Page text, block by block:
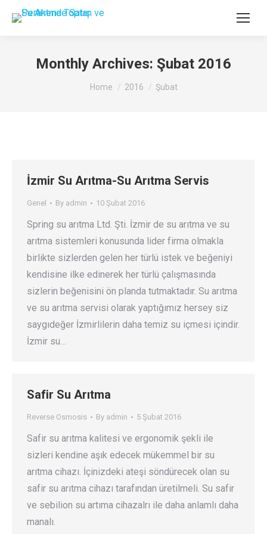
Monthly Archives: Şubat 2016
You are here:
Home 2016 Şubat
İzmir Su Arıtma-Su Arıtma Servis
Genel By admin 10 Şubat 2016
Spring su arıtma Ltd. Şti. İzmir de su arıtma ve su
arıtma sistemleri konusunda lider firma olmakla
birlikte sizlerden gelen her türlü istek ve beğeniyi
kendisine ilke edinerek her türlü çalışmasında
sizlerin beğenisini ön planda tutmaktadır. Su arıtma
ve su arıtma servisi olarak yaptığımız hersey siz
saygıdeğer İzmirlilerin daha temiz su içmesi içindir.
İzmir su…
Safir Su Arıtma
Reverse Osmosis By admin 5 Şubat 2016
Safir su arıtma kalitesi ve ergonomik şekli ile
sizleri kendine aşık edecek mükemmel bir su
arıtma cihazı. İçinizdeki ateşi söndürecek olan su
safir su arıtma cihazı tarafından üretilmeli. Su safir
ve sebilion su artıma cihazalrı ile daha anlamlı daha
manalı.